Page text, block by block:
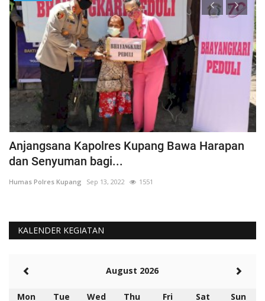
Anjangsana Kapolres Kupang Bawa Harapan
dan Senyuman bagi...
Humas Polres Kupang Sep 13, 2022 1551
KALENDER KEGIATAN
August 2026
Mon Tue Wed Thu Fri Sat Sun